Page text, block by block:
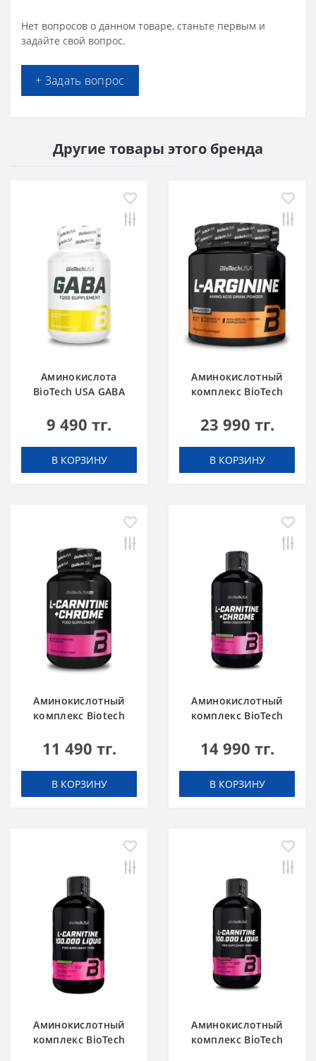
Нет вопросов о данном товаре, станьте первым и
задайте свой вопрос.
+ Задать вопрос
Другие товары этого бренда
Аминокислота
BioTech USA GABA
капсул
9 490 тг.
В КОРЗИНУ
Аминокислотный
комплекс BioTech
unflavoured 300 g
23 990 тг.
В КОРЗИНУ
Аминокислотный
комплекс Biotech
Chrome 60 таблеток
11 490 тг.
В КОРЗИНУ
Аминокислотный
комплекс BioTech
Chrome concentrate
14 990 тг.
В КОРЗИНУ
Аминокислотный
комплекс BioTech
Аминокислотный
комплекс BioTech